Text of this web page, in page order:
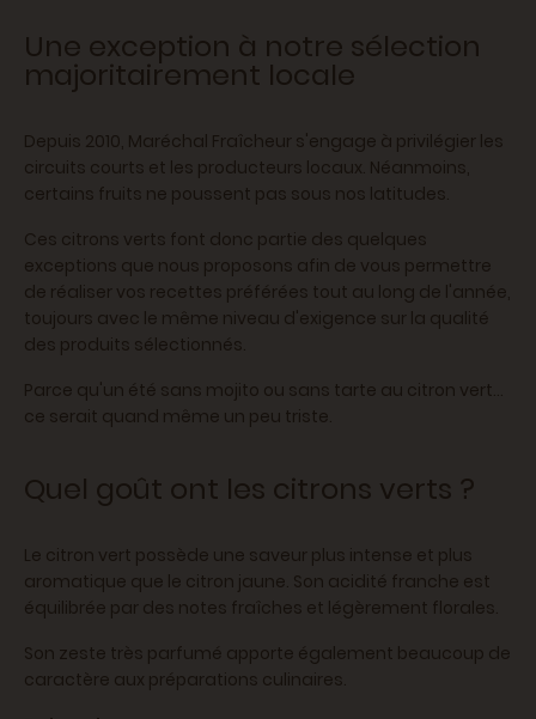
Une exception à notre sélection
majoritairement locale
Depuis 2010, Maréchal Fraîcheur s'engage à privilégier les
circuits courts et les producteurs locaux. Néanmoins,
certains fruits ne poussent pas sous nos latitudes.
Ces citrons verts font donc partie des quelques
exceptions que nous proposons afin de vous permettre
de réaliser vos recettes préférées tout au long de l'année,
toujours avec le même niveau d'exigence sur la qualité
des produits sélectionnés.
Parce qu'un été sans mojito ou sans tarte au citron vert...
ce serait quand même un peu triste.
Quel goût ont les citrons verts ?
Le citron vert possède une saveur plus intense et plus
aromatique que le citron jaune. Son acidité franche est
équilibrée par des notes fraîches et légèrement florales.
Son zeste très parfumé apporte également beaucoup de
caractère aux préparations culinaires.